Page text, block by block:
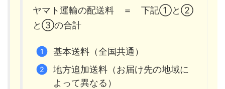
ヤマト運輸の配送料 ＝ 下記①と②
と③の合計
基本送料（全国共通）
地方追加送料（お届け先の地域に
よって異なる）